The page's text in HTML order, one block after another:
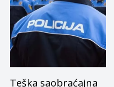
Teška saobraćajna